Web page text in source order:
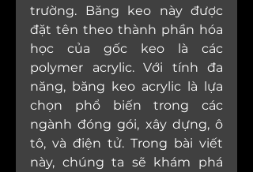
trường. Băng keo này được
đặt tên theo thành phần hóa
học của gốc keo là các
polymer acrylic. Với tính đa
năng, băng keo acrylic là lựa
chọn phổ biến trong các
ngành đóng gói, xây dựng, ô
tô, và điện tử. Trong bài viết
này, chúng ta sẽ khám phá